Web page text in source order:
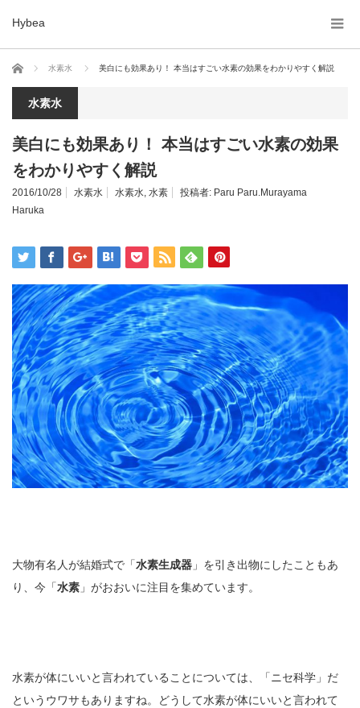
Hybea
ホーム 水素水 美白にも効果あり！ 本当はすごい水素の効果をわかりやすく解説
水素水
美白にも効果あり！ 本当はすごい水素の効果
をわかりやすく解説
2016/10/28 水素水 水素水, 水素 投稿者: Paru Paru.Murayama
Haruka
大物有名人が結婚式で「水素生成器 」を引き出物にしたこともあ
り、今「水素 」がおおいに注目を集めています。
水素が体にいいと言われていることについては、「ニセ科学」だ
というウワサもありますね。どうして水素が体にいいと言われて